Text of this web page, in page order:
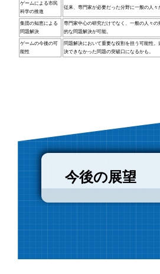
ゲームによる市民
科学の推進
従来、専門家が必要だった分野に一般の人々
集団の知恵による
問題解決
専門家中心の研究だけでなく、一般の人々
的な問題解決が可能。
ゲームの今後の可
能性
問題解決において重要な役割を担う可能性
決できなかった問題の突破口になるかも。
今後の展望